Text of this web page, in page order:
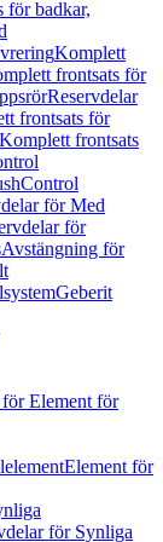
för badkar,
Komplett
frontsats för
Reservdelar
frontsats för
frontsats
för Med
för
Avstängning för
Geberit
Element för
Element för
för Synliga